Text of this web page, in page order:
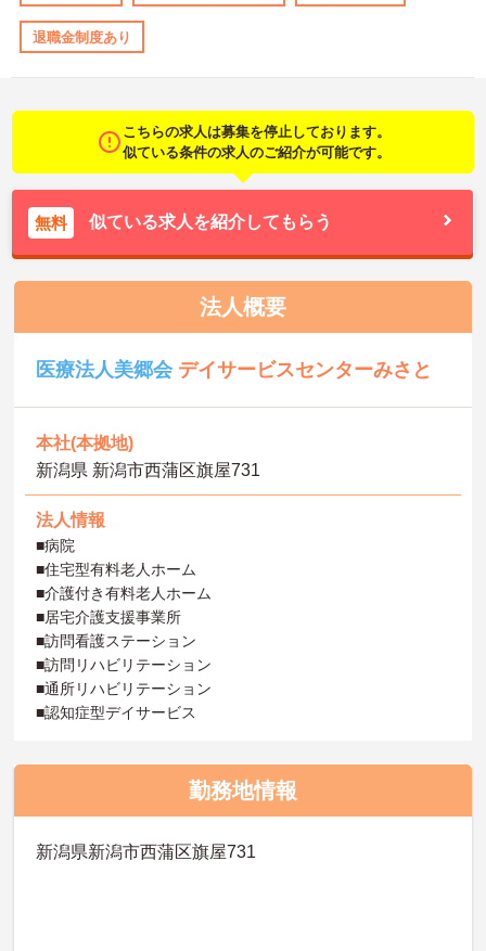
退職金制度あり
こちらの求人は募集を停止しております。
似ている条件の求人のご紹介が可能です。
無料 似ている求人を紹介してもらう
法人概要
医療法人美郷会 デイサービスセンターみさと
本社(本拠地)
新潟県 新潟市西蒲区旗屋731
法人情報
■病院
■住宅型有料老人ホーム
■介護付き有料老人ホーム
■居宅介護支援事業所
■訪問看護ステーション
■訪問リハビリテーション
■通所リハビリテーション
■認知症型デイサービス
勤務地情報
新潟県新潟市西蒲区旗屋731